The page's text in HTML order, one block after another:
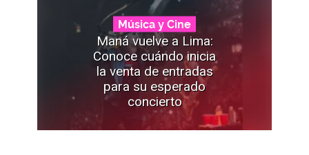
Música y Cine
Maná vuelve a Lima:
Conoce cuándo inicia
la venta de entradas
para su esperado
concierto